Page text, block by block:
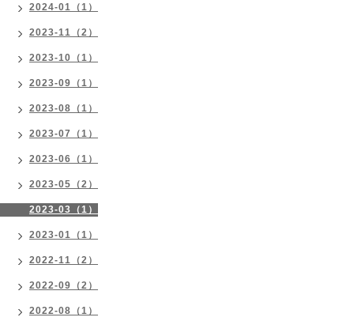
2024-01（1）
2023-11（2）
2023-10（1）
2023-09（1）
2023-08（1）
2023-07（1）
2023-06（1）
2023-05（2）
2023-03（1）
2023-01（1）
2022-11（2）
2022-09（2）
2022-08（1）